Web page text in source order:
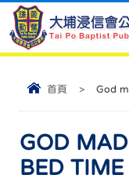
首頁 > God
GOD
BED TIME